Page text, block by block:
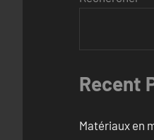
Recent
Matériaux en